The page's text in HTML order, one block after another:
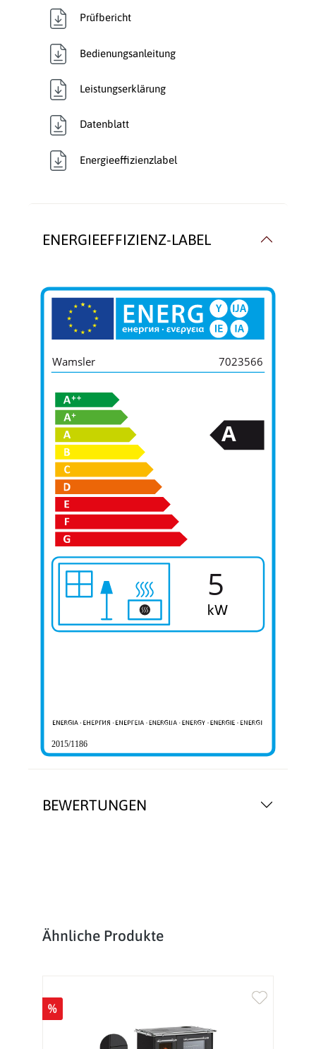
BEWERTUNGEN
Prüfbericht
Bedienungsanleitung
Leistungserklärung
Datenblatt
Energieeffizienzlabel
ENERGIEEFFIZIENZ-LABEL
Wamsler 7023566
2015/1186
5
A
Produktgalerie überspringen
Ähnliche Produkte
%